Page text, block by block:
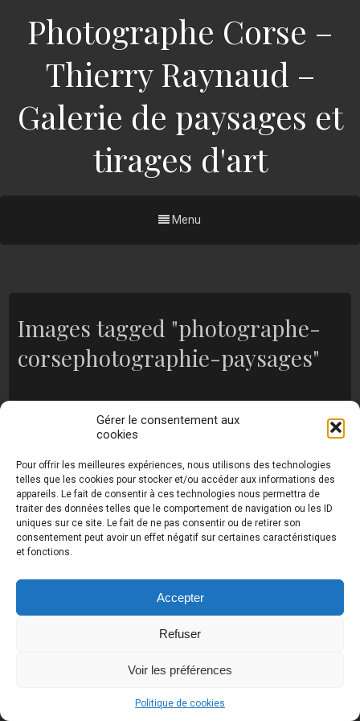
Gérer le consentement aux
cookies
Pour offrir les meilleures expériences, nous utilisons des technologies
telles que les cookies pour stocker et/ou accéder aux informations des
appareils. Le fait de consentir à ces technologies nous permettra de
traiter des données telles que le comportement de navigation ou les ID
uniques sur ce site. Le fait de ne pas consentir ou de retirer son
consentement peut avoir un effet négatif sur certaines caractéristiques
et fonctions.
Accepter
Refuser
Voir les préférences
Politique de cookies
Photographe Corse –
Thierry Raynaud –
Galerie de paysages et
tirages d'art
Menu
Images tagged "photographe-
corsephotographie-paysages"
no images were found
Photos de Thierry Raynaud - portraits shootings
et Paysages de Corse - Ajaccio www.thierry-
raynaud.com ©Toutes les photos de ce site sont
la propriété de l'auteur et sont protégées par le
Code de la Propriété Intellectuelle (CPI)